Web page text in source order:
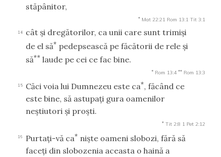
stăpânitor,
* Mat 22:21 Rom 13:1 Tit 3:1
14
cât şi dregătorilor, ca unii care sunt trimişi
de el să* pedepsească pe făcătorii de rele şi
să** laude pe cei ce fac bine.
* Rom 13:4 ** Rom 13:3
15 Căci voia lui Dumnezeu este ca*, făcând ce
este bine, să astupaţi gura oamenilor
neştiutori şi proşti.
* Tit 2:8 1 Pet 2:12
16 Purtaţi-vă ca* nişte oameni slobozi, fără să
faceţi din slobozenia aceasta o haină a